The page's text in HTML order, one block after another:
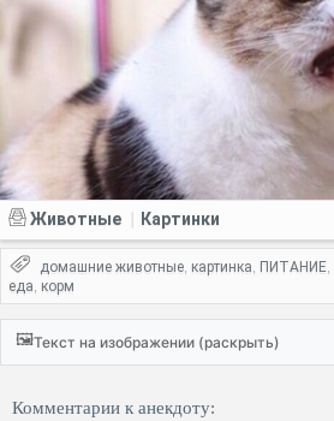
Животные Картинки
домашние животные, картинка, ПИТАНИЕ,
еда, корм
🖼️Текст на изображении (раскрыть)
Комментарии к анекдоту: